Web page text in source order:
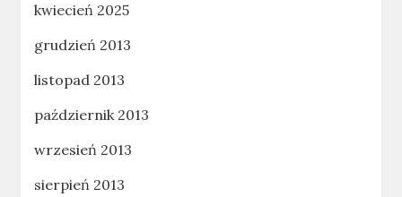
kwiecień 2025
grudzień 2013
listopad 2013
październik 2013
wrzesień 2013
sierpień 2013